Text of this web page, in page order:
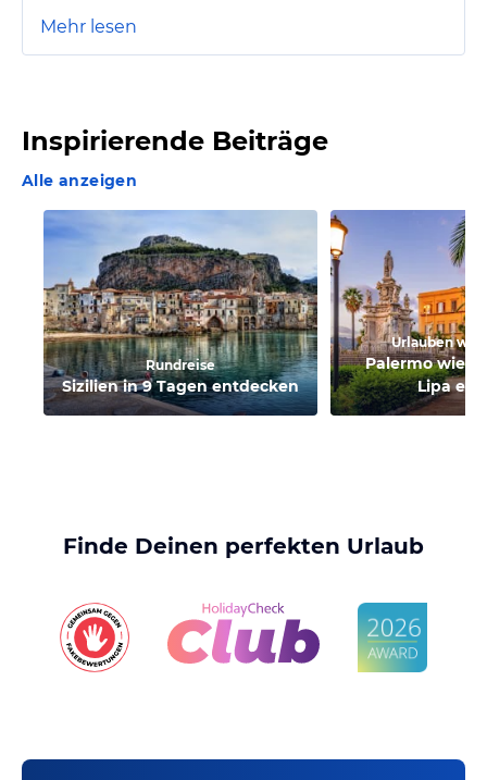
Mehr lesen
Inspirierende Beiträge
Alle anzeigen
Rundreise
Sizilien in 9 Tagen entdecken
Urlauben wie
Palermo wie
Lipa
Finde Deinen perfekten Urlaub